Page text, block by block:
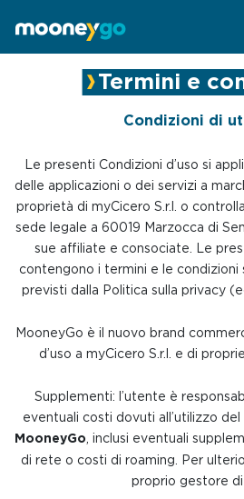
Parcheggi
Sosta su
Parcheggi
Spostati
Trasporto
Treni e bus
Taxi
Mobility
Telepedaggio
Parcheggi
Area C di
Traghetto
Assistenza
Attrazioni
FAQ
Termini e
Condizioni di
Le presenti Condizioni d’uso si
delle applicazioni o dei servizi a
proprietà di myCicero S.r.l. o
sede legale a 60019 Marzocca di
sue affiliate e consociate. Le
contengono i termini e le
previsti dalla Politica sulla privacy
MooneyGo è il nuovo brand
d’uso a myCicero S.r.l. e di
Supplementi: l’utente è
eventuali costi dovuti all’utilizzo
MooneyGo , inclusi eventuali
di rete o costi di roaming. Per
proprio gestore di